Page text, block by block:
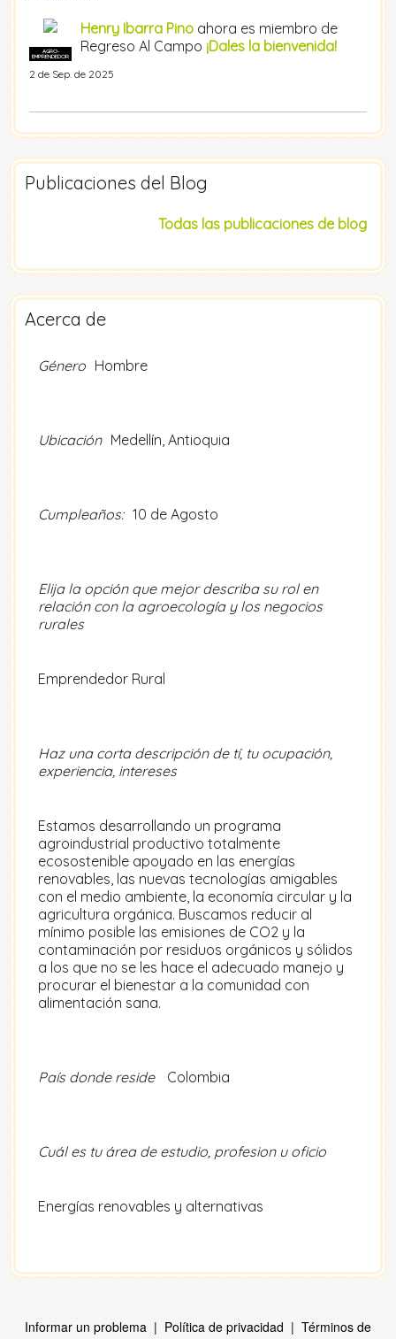
AGRO-
EMPRENDEDOR
Henry Ibarra Pino ahora es miembro de
Regreso Al Campo ¡Dales la bienvenida!
2 de Sep. de 2025
Publicaciones del Blog
Todas las publicaciones de blog
Acerca de
Género Hombre
Ubicación Medellín, Antioquia
Cumpleaños: 10 de Agosto
Elija la opción que mejor describa su rol en
relación con la agroecología y los negocios
rurales
Emprendedor Rural
Haz una corta descripción de tí, tu ocupación,
experiencia, intereses
Estamos desarrollando un programa
agroindustrial productivo totalmente
ecosostenible apoyado en las energías
renovables, las nuevas tecnologías amigables
con el medio ambiente, la economía circular y la
agricultura orgánica. Buscamos reducir al
mínimo posible las emisiones de CO2 y la
contaminación por residuos orgánicos y sólidos
a los que no se les hace el adecuado manejo y
procurar el bienestar a la comunidad con
alimentación sana.
País donde reside Colombia
Cuál es tu área de estudio, profesion u oficio
Energías renovables y alternativas
Informar un problema|Política de privacidad|Términos de